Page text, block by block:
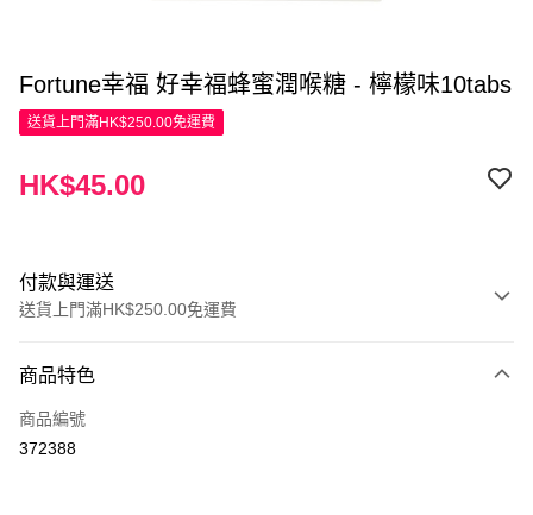
Fortune幸福 好幸福蜂蜜潤喉糖 - 檸檬味10tabs
送貨上門滿HK$250.00免運費
HK$45.00
付款與運送
送貨上門滿HK$250.00免運費
信用卡
Apple Pay
商品特色
商品編號
372388